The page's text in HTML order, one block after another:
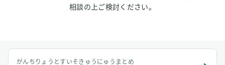
相談の上ご検討ください。
がんちりょうとすいそきゅうにゅうまとめ